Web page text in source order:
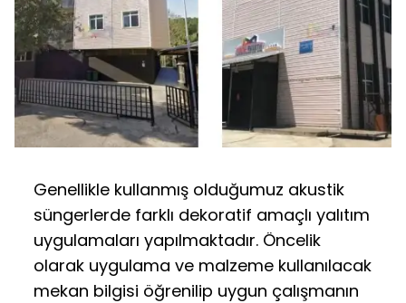
Genellikle kullanmış olduğumuz akustik
süngerlerde farklı dekoratif amaçlı yalıtım
uygulamaları yapılmaktadır. Öncelik
olarak uygulama ve malzeme kullanılacak
mekan bilgisi öğrenilip uygun çalışmanın